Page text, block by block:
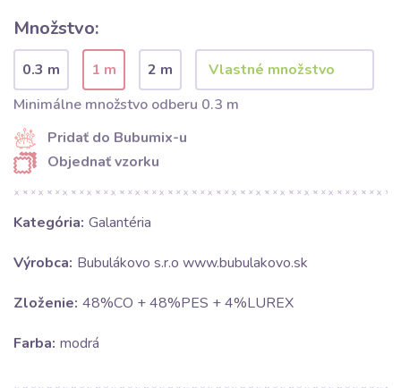
Množstvo:
0.3 m 1 m
2 m
Minimálne množstvo odberu 0.3 m
Pridať do Bubumix-u
Objednať vzorku
Kategória: Galantéria
Výrobca: Bubulákovo s.r.o www.bubulakovo.sk
Zloženie: 48%CO + 48%PES + 4%LUREX
Farba: modrá